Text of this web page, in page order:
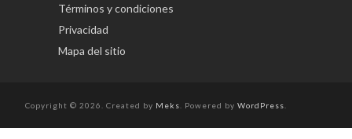
Términos y condiciones
Privacidad
Mapa del sitio
Copyright © 2026. Created by Meks . Powered by WordPress